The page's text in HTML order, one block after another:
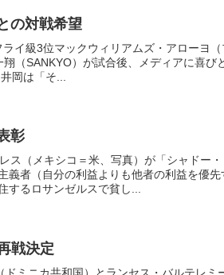
の対戦希望
イ級3位マックウィリアムズ・アローヨ（
（SANKYO）が試合後、メディアに喜び
岡は「そ...
彰
ス（メキシコ＝米、写真）が「シャドー・
義者（自分の利益よりも他者の利益を優先
するロサンゼルスで貧し...
戦決定